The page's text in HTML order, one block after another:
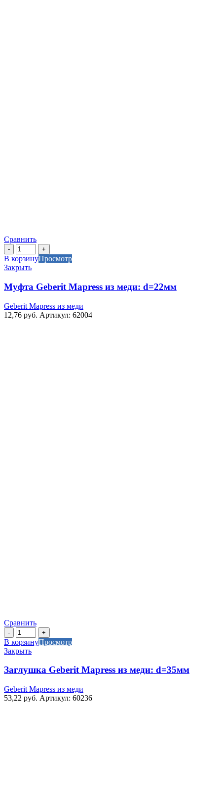
Сравнить
Количество
товара
Муфта
Geberit
Mapress
из
d=22мм
В корзинуПросмотр
Закрыть
Муфта Geberit Mapress из меди: d=22мм
Geberit Mapress из меди
12,76 руб. Артикул: 62004
Сравнить
Количество
товара
Заглушка
Geberit
Mapress
из
меди:
d=35мм
В корзинуПросмотр
Закрыть
Заглушка Geberit Mapress из меди: d=35мм
Geberit Mapress из меди
53,22 руб. Артикул: 60236